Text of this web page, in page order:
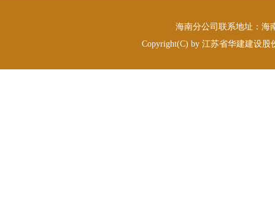
海南分公司联系地址：海
Copyright(C) by 江苏省华建建设